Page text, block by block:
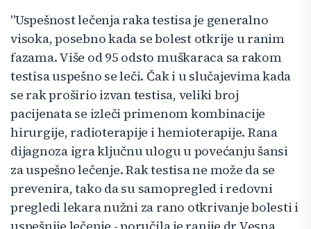
"Uspešnost lečenja raka testisa je generalno
visoka, posebno kada se bolest otkrije u ranim
fazama. Više od 95 odsto muškaraca sa rakom
testisa uspešno se leči. Čak i u slučajevima kada
se rak proširio izvan testisa, veliki broj
pacijenata se izleči primenom kombinacije
hirurgije, radioterapije i hemioterapije. Rana
dijagnoza igra ključnu ulogu u povećanju šansi
za uspešno lečenje. Rak testisa ne može da se
prevenira, tako da su samopregled i redovni
pregledi lekara nužni za rano otkrivanje bolesti i